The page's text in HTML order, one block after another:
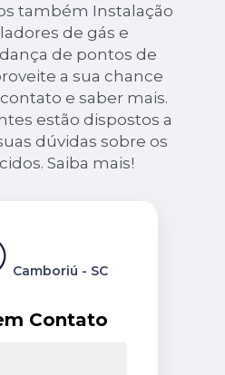
também Instalação
de gás e
de pontos de
a sua chance
e saber mais.
estão dispostos a
dúvidas sobre os
Saiba mais!
Contato
Camboriú - SC